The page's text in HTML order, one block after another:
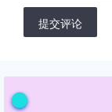
提交评论